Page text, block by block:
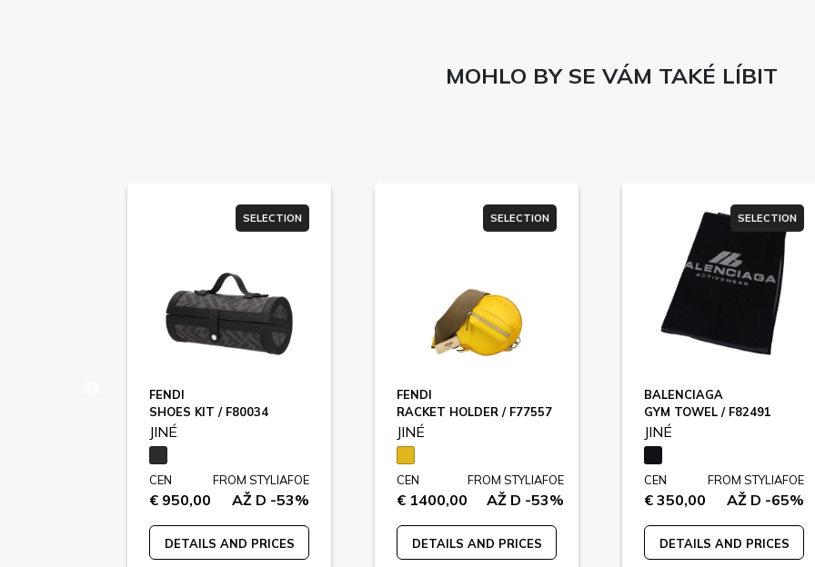
MOHLO BY SE VÁM TAKÉ LÍBIT
SELECTION
FENDI
SHOES KIT / F80034
JINÉ
CEN
€ 950,00
FROM STYLIAFOE
AŽ D -53%
DETAILS AND PRICES
SELECTION
FENDI
RACKET HOLDER / F77557
JINÉ
CEN
€ 1400,00
FROM STYLIAFOE
AŽ D -53%
DETAILS AND PRICES
SELECTION
BALENCIAGA
GYM TOWEL / F82491
JINÉ
CEN
€ 350,00
FROM STYLIAFOE
AŽ D -65%
DETAILS AND PRICES